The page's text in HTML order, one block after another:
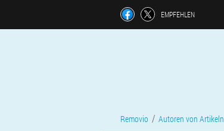
EMPFEHLEN
Removio Autoren von Artikeln